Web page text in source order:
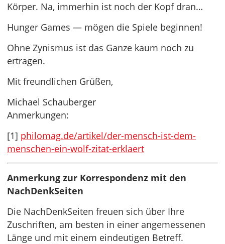
Körper. Na, immerhin ist noch der Kopf dran…
Hunger Games — mögen die Spiele beginnen!
Ohne Zynismus ist das Ganze kaum noch zu
ertragen.
Mit freundlichen Grüßen,
Michael Schauberger
Anmerkungen:
[1] philomag.de/artikel/der-mensch-ist-dem-
menschen-ein-wolf-zitat-erklaert
Anmerkung zur Korrespondenz mit den
NachDenkSeiten
Die NachDenkSeiten freuen sich über Ihre
Zuschriften, am besten in einer angemessenen
Länge und mit einem eindeutigen Betreff.